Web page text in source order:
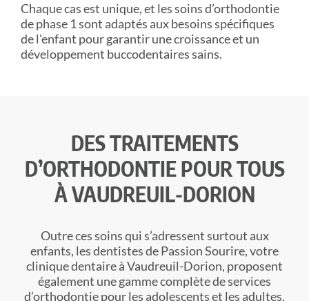
Chaque cas est unique, et les soins d’orthodontie
de phase 1 sont adaptés aux besoins spécifiques
de l'enfant pour garantir une croissance et un
développement buccodentaires sains.
DES TRAITEMENTS
D’ORTHODONTIE POUR TOUS
À VAUDREUIL-DORION
Outre ces soins qui s’adressent surtout aux
enfants, les dentistes de Passion Sourire, votre
clinique dentaire à Vaudreuil-Dorion, proposent
également une gamme complète de services
d’orthodontie pour les adolescents et les adultes.